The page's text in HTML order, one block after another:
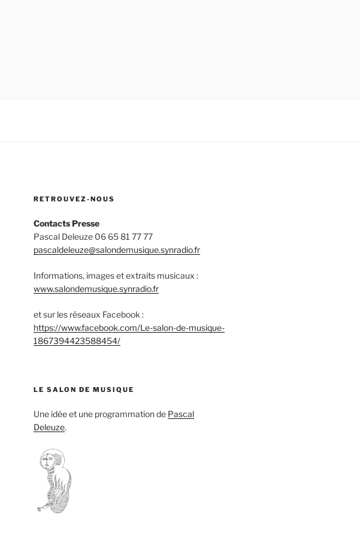
RETROUVEZ-NOUS
Contacts Presse
Pascal Deleuze 06 65 81 77 77
pascaldeleuze@salondemusique.synradio.fr
Informations, images et extraits musicaux :
www.salondemusique.synradio.fr
et sur les réseaux Facebook :
https://www.facebook.com/Le-salon-de-musique-
1867394423588454/
LE SALON DE MUSIQUE
Une idée et une programmation de Pascal
Deleuze.